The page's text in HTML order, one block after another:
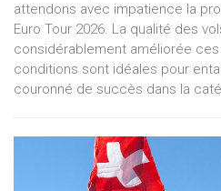
attendons avec impatience la
Euro Tour 2026. La qualité des
considérablement améliorée
conditions sont idéales pour
couronné de succès dans la